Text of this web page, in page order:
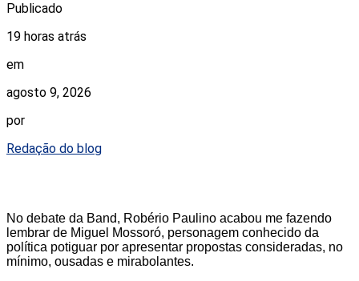
Publicado
19 horas atrás
em
agosto 9, 2026
por
Redação do blog
No debate da Band, Robério Paulino acabou me fazendo
lembrar de Miguel Mossoró, personagem conhecido da
política potiguar por apresentar propostas consideradas, no
mínimo, ousadas e mirabolantes.